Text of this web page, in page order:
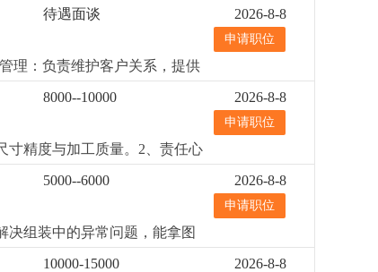
待遇面谈
2026-8-8
申请职位
理：负责维护客户关系，提供
应收回的款项。4、市场调
品，制定销售与推广计划。
上学历，国际贸易、外贸英语
熟悉进出口操作流程者优先。
元/月+提成更详细...
8000--10000
2026-8-8
申请职位
寸精度与加工质量。2、责任心
、装配过程中的技术问题。更
5000--6000
2026-8-8
申请职位
决组装中的异常问题，能拿图
10000-15000
2026-8-8